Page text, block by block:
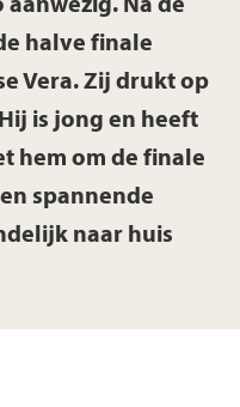
Na de
halve finale
Vera. Zij drukt op
is jong en heeft
hem om de finale
spannende
naar huis